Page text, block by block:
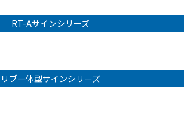
RT-Aサインシリーズ
リブ一体型サインシリーズ